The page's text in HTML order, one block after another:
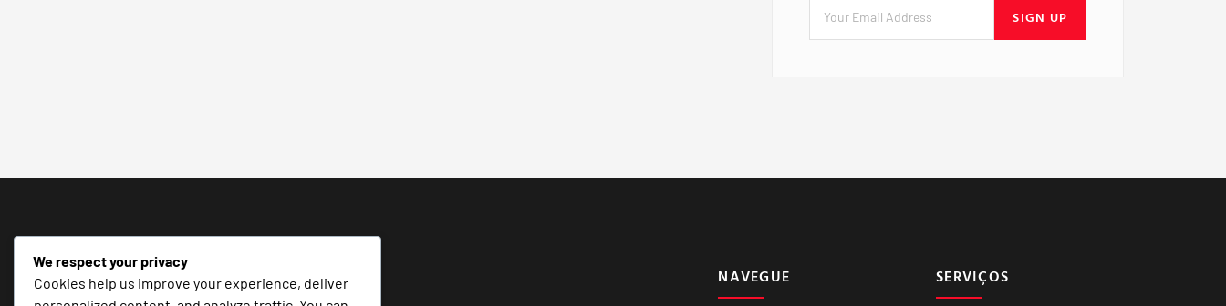
SIGN UP
NAVEGUE SERVIÇOS
We respect your privacy
Cookies help us improve your experience, deliver